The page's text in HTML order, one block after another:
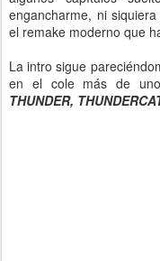
engancharme, ni
el remake moderno que
La intro sigue
en el cole más de
THUNDER,